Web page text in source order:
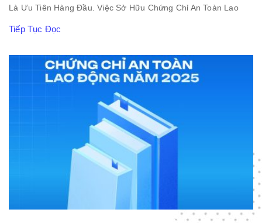
Là Ưu Tiên Hàng Đầu. Việc Sở Hữu Chứng Chỉ An Toàn Lao
Tiếp Tục Đọc